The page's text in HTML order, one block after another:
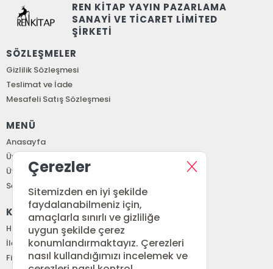
REN KİTAP YAYIN PAZARLAMA
SANAYİ VE TİCARET LİMİTED
ŞİRKETİ
SÖZLEŞMELER
Gizlilik Sözleşmesi
Teslimat ve İade
Mesafeli Satış Sözleşmesi
MENÜ
Anasayfa
Üye Girişi
Üye Ol
Sepetim
KURUMSAL
Hakkımızda
İletişim
Fiyat Listesi
Çerezler
Sitemizden en iyi şekilde
faydalanabilmeniz için,
amaçlarla sınırlı ve gizliliğe
uygun şekilde çerez
konumlandırmaktayız. Çerezleri
nasıl kullandığımızı incelemek ve